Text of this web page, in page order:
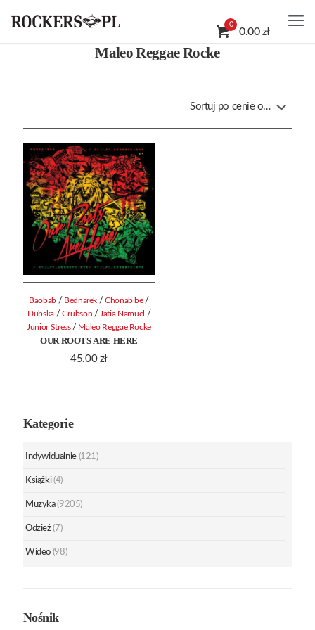
0
0.00 zł
Maleo Reggae Rocke
OUR ROOTS ARE HERE
45.00 zł
Baobab / Bednarek / Chonabibe /
Dubska / Grubson /Jafia Namuel /
Junior Stress / Maleo Reggae Rocke
Kategorie
Indywidualnie (121)
Książki (4)
Muzyka (9205)
Odzież (7)
Wideo (98)
Nośnik